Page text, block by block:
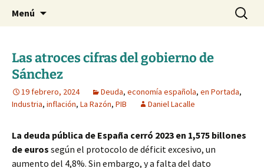
dlacalle.com
Blog de Daniel Lacalle
Menú Buscar:
Las atroces cifras del gobierno de
Sánchez
19 febrero, 2024 Deuda, economía española, en Portada,
Industria, inflación, La Razón, PIB Daniel Lacalle
La deuda pública de España cerró 2023 en 1,575 billones
de euros según el protocolo de déficit excesivo, un
aumento del 4,8%. Sin embargo, y a falta del dato